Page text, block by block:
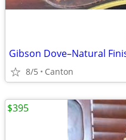
8/5 Canton
$395